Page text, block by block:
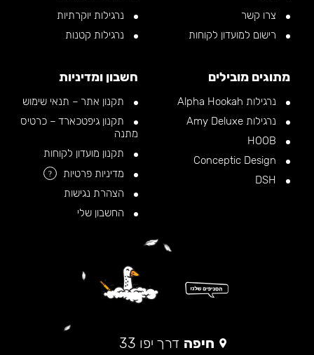
צרו קשר
רישום למועדון לקוחות
נרגילות יוקרתיות
נרגילות קטנות
מתוגים מובילים
נרגילות Alpha Hookah
נרגילות Amy Deluxe
חשבון ומדיניות
תקנון אתר – תנאי שימוש
תקנון גיפטכארד – כרטיס
מתנה
תקנון מועדון לקוחות
מדיניות פרטיות
?
הצהרת נגישות
החשבון שלי
חיפה דרך יפו 33